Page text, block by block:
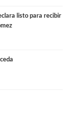
listo para recibir